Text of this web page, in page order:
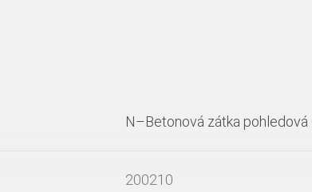
N–Betonová zátka pohledová
200210